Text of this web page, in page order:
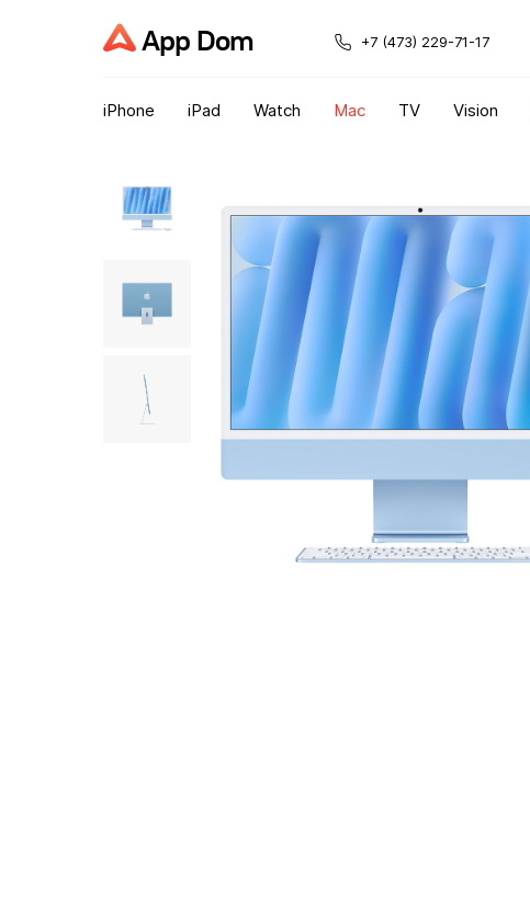
App Dom +7 (473) 229-71-17
iPhone iPad Watch Mac TV Vision